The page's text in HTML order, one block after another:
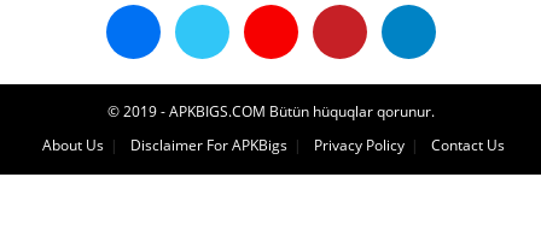
© 2019 - APKBIGS.COM Bütün hüquqlar qorunur.
About Us
Disclaimer For APKBigs Privacy Policy Contact Us